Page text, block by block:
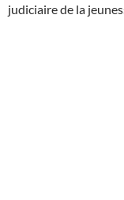
judiciaire de la